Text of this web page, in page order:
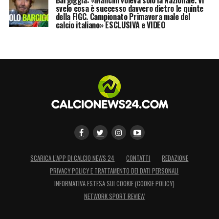
svelo cosa è successo davvero dietro le quinte
della FIGC. Campionato Primavera male del
calcio italiano» ESCLUSIVA e VIDEO
SCARICA L’APP DI CALCIO NEWS 24 CONTATTI
REDAZIONE
PRIVACY POLICY E TRATTAMENTO DEI DATI PERSONALI
INFORMATIVA ESTESA SUI COOKIE (COOKIE POLICY)
NETWORK SPORT REVIEW